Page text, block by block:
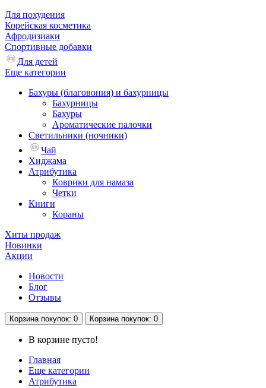
Для похудения
Корейская косметика
Афродизиаки
Спортивные добавки
Для детей
Еще категории
Бахуры (благовония) и бахурницы
Бахурницы
Бахуры
Ароматические палочки
Светильники (ночники)
Чай
Хиджама
Атрибутика
Коврики для намаза
Четки
Книги
Кораны
Хиты продаж
Новинки
Акции
Новости
Блог
Отзывы
Корзина покупок: 0 Корзина покупок: 0
В корзине пусто!
Главная
Еще категории
Атрибутика